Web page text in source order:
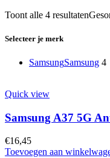
Toont alle 4 resultaten
Selecteer je merk
SamsungSamsung 4
Quick view
Samsung A37 5G
€16,45
Toevoegen aan